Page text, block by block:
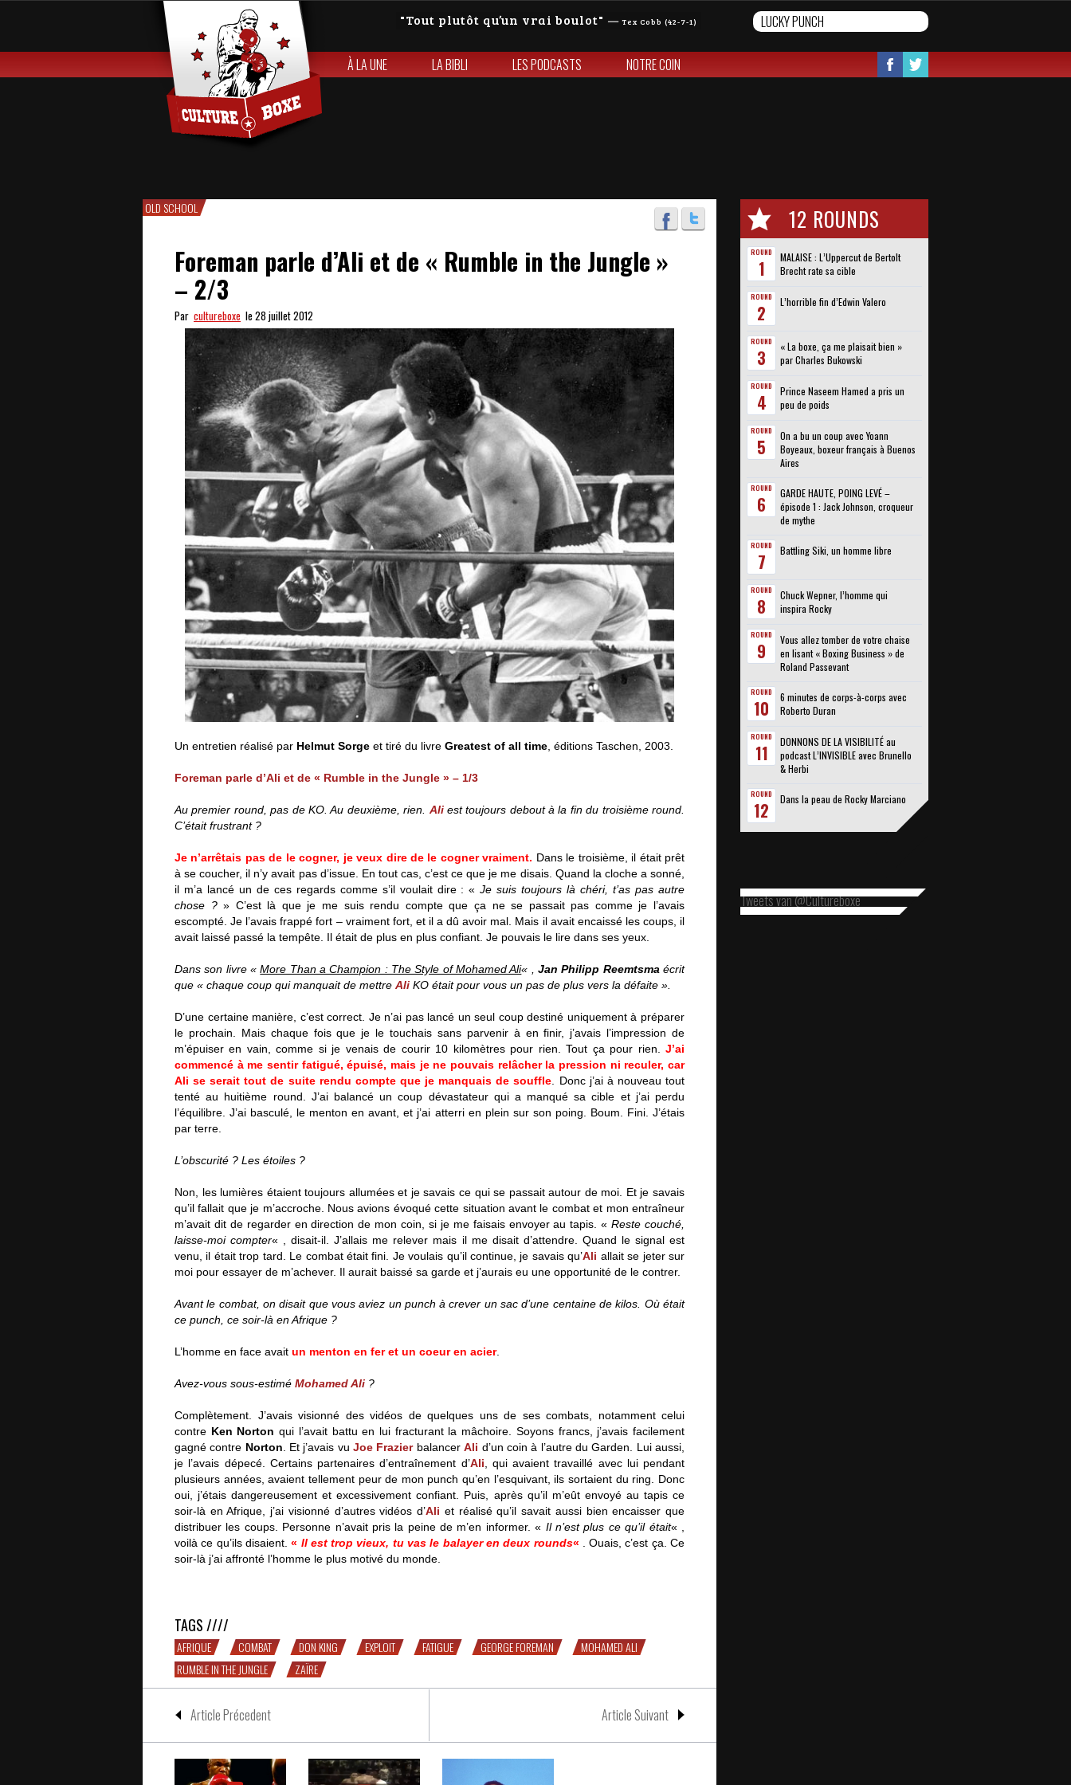
Tout plutôt qu’un vrai boulot — Tex Cobb (42-7-1)
À LA UNE LA BIBLI LES PODCASTS NOTRE COIN
12 ROUNDS
ROUND
1
MALAISE : L’Uppercut de Bertolt
Brecht rate sa cible
ROUND
2 L’horrible fin d’Edwin Valero
ROUND
3
« La boxe, ça me plaisait bien »
par Charles Bukowski
ROUND
4
Prince Naseem Hamed a pris un
peu de poids
ROUND
5
On a bu un coup avec Yoann
Boyeaux, boxeur français à Buenos
Aires
ROUND
6
GARDE HAUTE, POING LEVÉ –
épisode 1 : Jack Johnson, croqueur
de mythe
ROUND
7 Battling Siki, un homme libre
ROUND
8
Chuck Wepner, l’homme qui
inspira Rocky
ROUND
9
Vous allez tomber de votre chaise
en lisant « Boxing Business » de
Roland Passevant
ROUND
10
6 minutes de corps-à-corps avec
Roberto Duran
ROUND
11
DONNONS DE LA VISIBILITÉ au
podcast L’INVISIBLE avec Brunello
& Herbi
ROUND
12 Dans la peau de Rocky Marciano
Tweets van @Cultureboxe
OLD SCHOOL
Foreman parle d’Ali et de « Rumble in the Jungle »
– 2/3
Par cultureboxe le 28 juillet 2012
Un entretien réalisé par Helmut Sorge et tiré du livre Greatest of all time , éditions Taschen, 2003.
Foreman parle d’Ali et de « Rumble in the Jungle » – 1/3
Au premier round, pas de KO. Au deuxième, rien. Aliest toujours debout à la fin du troisième round.
C’était frustrant ?
Je n’arrêtais pas de le cogner, je veux dire de le cogner vraiment. Dans le troisième, il était prêt
à se coucher, il n’y avait pas d’issue. En tout cas, c’est ce que je me disais. Quand la cloche a sonné,
il m’a lancé un de ces regards comme s’il voulait dire : «Je suis toujours là chéri, t’as pas autre
chose ?» C’est là que je me suis rendu compte que ça ne se passait pas comme je l’avais
escompté. Je l’avais frappé fort – vraiment fort, et il a dû avoir mal. Mais il avait encaissé les coups, il
avait laissé passé la tempête. Il était de plus en plus confiant. Je pouvais le lire dans ses yeux.
Dans son livre «More Than a Champion : The Style of Mohamed Ali« ,Jan Philipp Reemtsma écrit
que « chaque coup qui manquait de mettre Ali KO était pour vous un pas de plus vers la défaite ».
D’une certaine manière, c’est correct. Je n’ai pas lancé un seul coup destiné uniquement à préparer
le prochain. Mais chaque fois que je le touchais sans parvenir à en finir, j’avais l’impression de
m’épuiser en vain, comme si je venais de courir 10 kilomètres pour rien. Tout ça pour rien. J’ai
commencé à me sentir fatigué, épuisé, mais je ne pouvais relâcher la pression ni reculer, car
Ali se serait tout de suite rendu compte que je manquais de souffle . Donc j’ai à nouveau tout
tenté au huitième round. J’ai balancé un coup dévastateur qui a manqué sa cible et j’ai perdu
l’équilibre. J’ai basculé, le menton en avant, et j’ai atterri en plein sur son poing. Boum. Fini. J’étais
par terre.
L’obscurité ? Les étoiles ?
Non, les lumières étaient toujours allumées et je savais ce qui se passait autour de moi. Et je savais
qu’il fallait que je m’accroche. Nous avions évoqué cette situation avant le combat et mon entraîneur
m’avait dit de regarder en direction de mon coin, si je me faisais envoyer au tapis. «Reste couché,
laisse-moi compter« , disait-il. J’allais me relever mais il me disait d’attendre. Quand le signal est
venu, il était trop tard. Le combat était fini. Je voulais qu’il continue, je savais qu’Ali allait se jeter sur
moi pour essayer de m’achever. Il aurait baissé sa garde et j’aurais eu une opportunité de le contrer.
Avant le combat, on disait que vous aviez un punch à crever un sac d’une centaine de kilos. Où était
ce punch, ce soir-là en Afrique ?
L’homme en face avait un menton en fer et un coeur en acier.
Avez-vous sous-estimé Mohamed Ali ?
Complètement. J’avais visionné des vidéos de quelques uns de ses combats, notamment celui
contre Ken Norton qui l’avait battu en lui fracturant la mâchoire. Soyons francs, j’avais facilement
gagné contre Norton . Et j’avais vuJoe FrazierbalancerAli d’un coin à l’autre du Garden. Lui aussi,
je l’avais dépecé. Certains partenaires d’entraînement d’Ali , qui avaient travaillé avec lui pendant
plusieurs années, avaient tellement peur de mon punch qu’en l’esquivant, ils sortaient du ring. Donc
oui, j’étais dangereusement et excessivement confiant. Puis, après qu’il m’eût envoyé au tapis ce
soir-là en Afrique, j’ai visionné d’autres vidéos d’Ali et réalisé qu’il savait aussi bien encaisser que
distribuer les coups. Personne n’avait pris la peine de m’en informer. « Il n’est plus ce qu’il était« ,
voilà ce qu’ils disaient.« Il est trop vieux, tu vas le balayer en deux rounds«
. Ouais, c’est ça. Ce
soir-là j’ai affronté l’homme le plus motivé du monde.
TAGS ////
AFRIQUE COMBAT DON KING EXPLOIT FATIGUE GEORGE FOREMAN
MOHAMED ALI
RUMBLE IN THE JUNGLE
ZAÏRE
Article Précedent Article Suivant